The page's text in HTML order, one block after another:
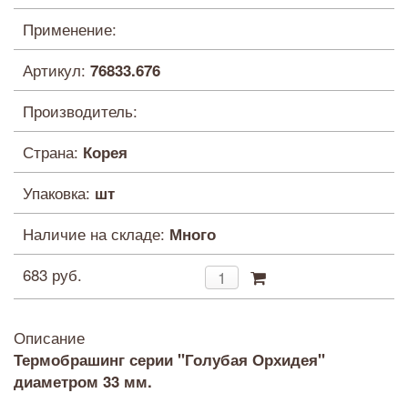
Применение:
Артикул: 76833.676
Производитель:
Страна: Корея
Упаковка: шт
Наличие на складе: Много
683 руб.
Описание
Термобрашинг серии "Голубая Орхидея"
диаметром 33 мм.